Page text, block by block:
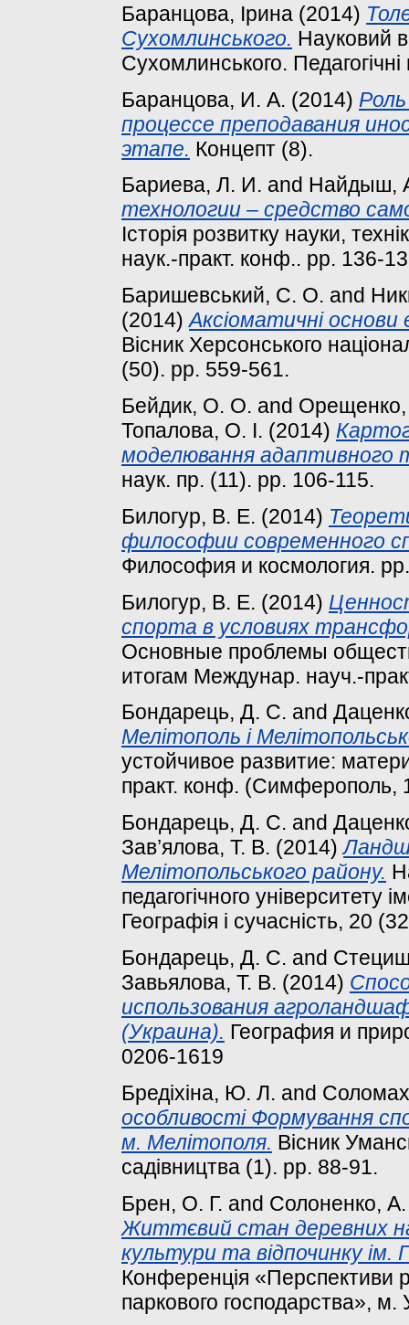
Баранцова, Ірина (2014)
Сухомлинського. Науковий
Сухомлинського.
Баранцова, И. А. (2014)
процессе преподавания
этапе. Концепт (8).
Бариева, Л. И. and Найдыш,
технологии – средство
Історія розвитку науки,
наук.-практ. конф.. pp. 136-
Баришевський, С. О. and
(2014)Аксіоматичні основи
Вісник Херсонського
(50). pp. 559-561.
Бейдик, О. О. and
Топалова, О. І. (2014)
моделювання адаптивного
наук. пр. (11). pp. 106-115.
Билогур, В. Е. (2014)
философии современного
Философия и космология.
Билогур, В. Е. (2014)
спорта в условиях
Основные проблемы
итогам Междунар. науч.-
Бондарець, Д. С. and
Мелітополь і
устойчивое развитие:
практ. конф. (Симферополь,
Бондарець, Д. С. and
Зав’ялова, Т. В. (2014)
Мелітопольського району.
педагогічного
Географія і сучасність, 20
Бондарець, Д. С. and
Завьялова, Т. В. (2014)
использования
(Украина). География и
0206-1619
Бредіхіна, Ю. Л. and
особливості Формування
м. Мелітополя. Вісник
садівництва (1). pp. 88-91.
Брен, О. Г. and Солоненко,
Життєвий стан деревних
культури та відпочинку ім.
Конференція «Перспективи
паркового господарства»,